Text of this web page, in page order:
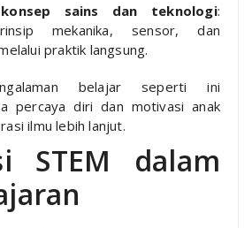
konsep sains dan teknologi:
mekanika, sensor, dan
praktik langsung.
belajar seperti ini
percaya diri dan motivasi anak
ilmu lebih lanjut.
STEM dalam